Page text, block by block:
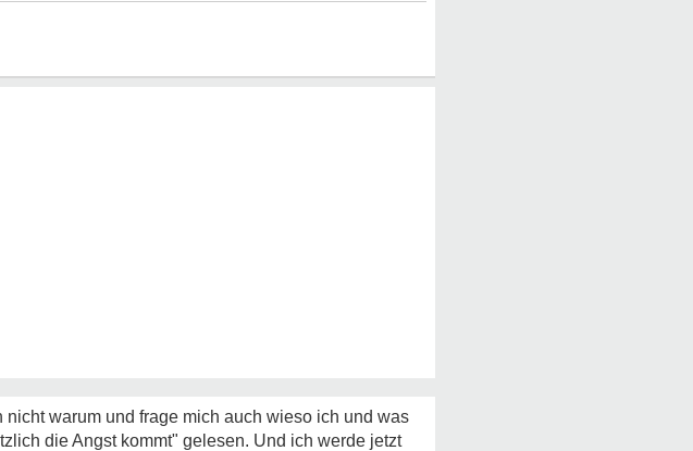
warum und frage mich auch wieso ich und was
die Angst kommt" gelesen. Und ich werde jetzt